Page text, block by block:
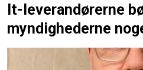
It-leverandørerne
myndighederne